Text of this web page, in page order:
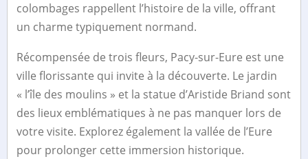
colombages rappellent l’histoire de la ville, offrant
un charme typiquement normand.
Récompensée de trois fleurs, Pacy-sur-Eure est une
ville florissante qui invite à la découverte. Le jardin
« l’île des moulins » et la statue d’Aristide Briand sont
des lieux emblématiques à ne pas manquer lors de
votre visite. Explorez également la vallée de l’Eure
pour prolonger cette immersion historique.